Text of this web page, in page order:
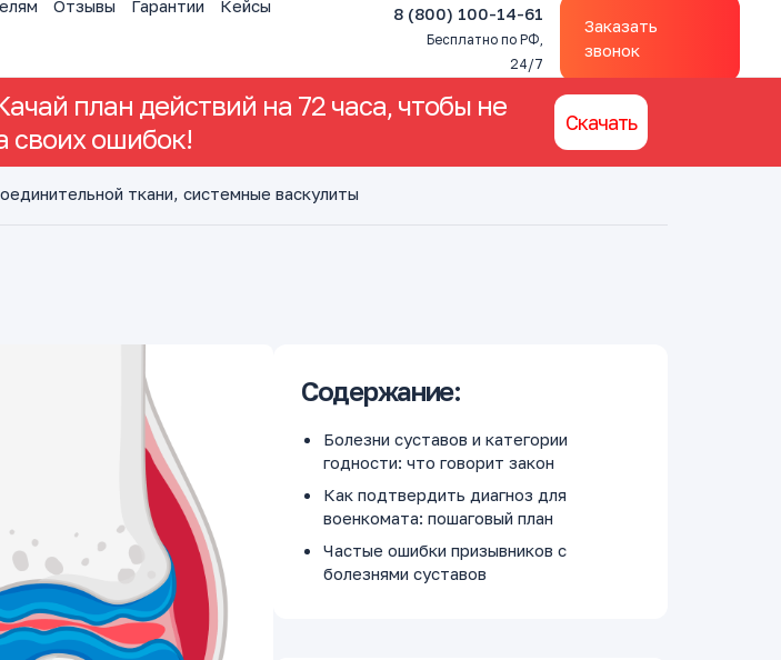
Отзывы Гарантии Кейсы 8 (800) 100-14-61
Бесплатно по РФ,
24/7
Заказать
звонок
план действий на 72 часа, чтобы не
своих ошибок!
Скачать
ткани, системные васкулиты
Содержание:
Болезни суставов и категории
годности: что говорит закон
Как подтвердить диагноз для
военкомата: пошаговый план
Частые ошибки призывников с
болезнями суставов